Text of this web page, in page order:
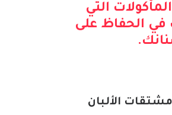
التي
الحفاظ على
.
الألبان